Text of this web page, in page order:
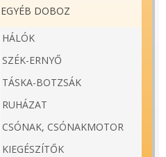
EGYÉB DOBOZ
HÁLÓK
SZÉK-ERNYŐ
TÁSKA-BOTZSÁK
RUHÁZAT
CSÓNAK, CSÓNAKMOTOR
KIEGÉSZÍTŐK